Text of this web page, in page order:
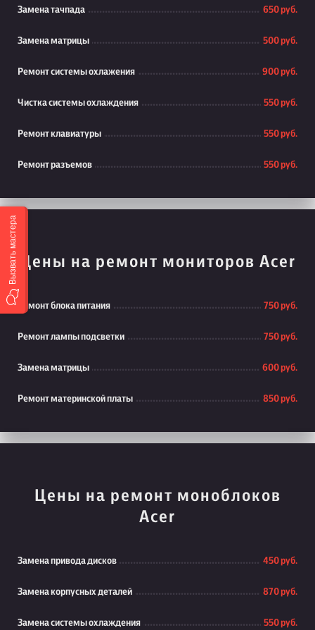
Замена тачпада 650 руб.
Замена матрицы 500 руб.
Ремонт системы охлажения 900 руб.
Чистка системы охлаждения 550 руб.
Ремонт клавиатуры 550 руб.
Ремонт разъемов 550 руб.
Цены на ремонт мониторов Acer
Ремонт блока питания 750 руб.
Ремонт лампы подсветки 750 руб.
Замена матрицы 600 руб.
Ремонт материнской платы 850 руб.
Цены на ремонт моноблоков
Acer
Замена привода дисков 450 руб.
Замена корпусных деталей 870 руб.
Замена системы охлаждения 550 руб.
Вызвать мастера